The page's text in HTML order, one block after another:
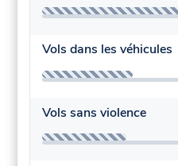
Vols dans les véhicules
Vols sans violence